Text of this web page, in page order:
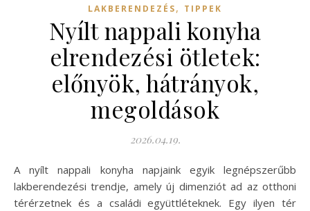
LAKBERENDEZÉS, TIPPEK
Nyílt nappali konyha
elrendezési ötletek:
előnyök, hátrányok,
megoldások
2026.04.19.
A nyílt nappali konyha napjaink egyik legnépszerűbb
lakberendezési trendje, amely új dimenziót ad az otthoni
térérzetnek és a családi együttléteknek. Egy ilyen tér